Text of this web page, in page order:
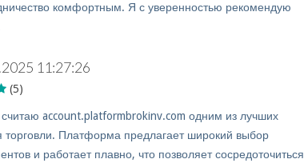
комфортным. Я с уверенностью рекомендую
11:27:26
(5)
account.platformbrokinv.com одним из лучших
торговли. Платформа предлагает широкий выбор
и работает плавно, что позволяет сосредоточиться